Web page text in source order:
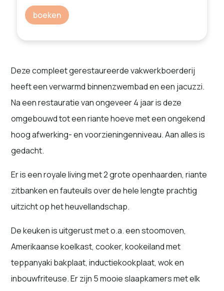
Prijsopbouw
Verblijf
Borg 0,00
boeken
Deze compleet gerestaureerde vakwerkboerderij
heeft een verwarmd binnenzwembad en een jacuzzi.
Na een restauratie van ongeveer 4 jaar is deze
omgebouwd tot een riante hoeve met een ongekend
hoog afwerking- en voorzieningenniveau. Aan alles is
gedacht.
Er is een royale living met 2 grote openhaarden, riante
zitbanken en fauteuils over de hele lengte prachtig
uitzicht op het heuvellandschap.
De keuken is uitgerust met o.a. een stoomoven,
Amerikaanse koelkast, cooker, kookeiland met
teppanyaki bakplaat, inductiekookplaat, wok en
inbouwfriteuse. Er zijn 5 mooie slaapkamers met elk